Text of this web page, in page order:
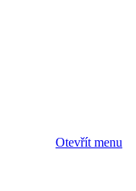
Otevřít menu